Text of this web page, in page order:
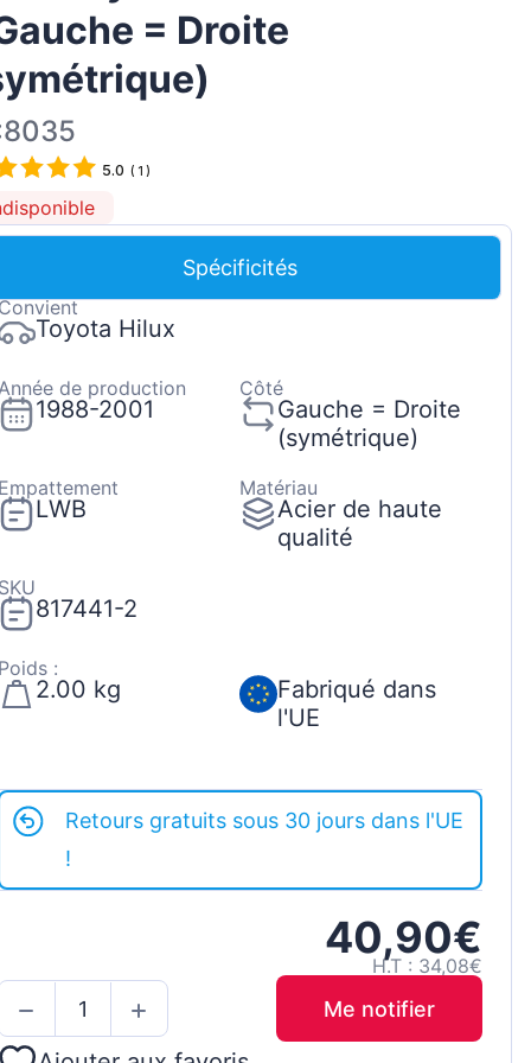
Magyar
Latvian
Slovenčina
= Droite
5.0 ( 1 )
Spécificités
Toyota Hilux
de production
1988-2001
Côté
Gauche = Droite
(symétrique)
Empattement
LWB
Matériau
Acier de haute
qualité
SKU
817441-2
Poids :
2.00 kg
Fabriqué dans
l'UE
Retours gratuits sous 30 jours dans l'UE
!
40,90€
H.T : 34,08€
Me notifier